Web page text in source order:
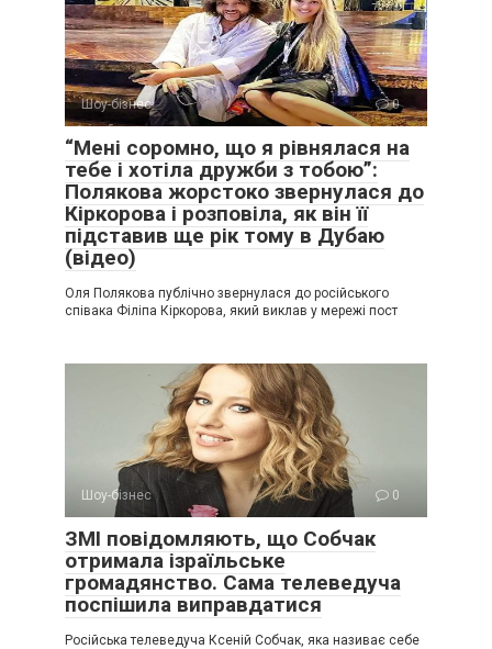
Шоу-бізнес 0
“Мені соромно, що я рівнялася на
тебе і хотіла дружби з тобою”:
Полякова жорстоко звернулася до
Кіркорова і розповіла, як він її
підставив ще рік тому в Дубаю
(відео)
Оля Полякова публічно звернулася до російського
співака Філіпа Кіркорова, який виклав у мережі пост
Шоу-бізнес 0
ЗМІ повідомляють, що Собчак
отримала ізраїльське
громадянство. Сама телеведуча
поспішила виправдатися
Російська телеведуча Ксеній Собчак, яка називає себе